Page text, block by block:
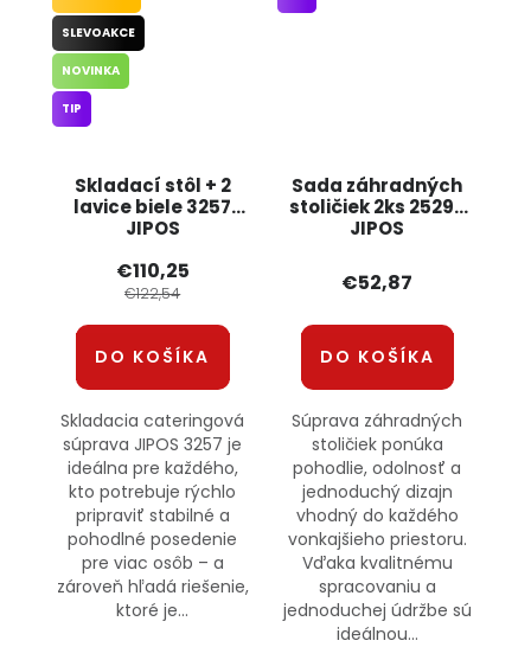
Skladací stôl + 2
lavice biele 3257
JIPOS
SLEVOAKCE
NOVINKA
TIP
€110,25
€122,54
DO KOŠÍKA
Skladacia cateringová
súprava JIPOS 3257 je
ideálna pre každého,
kto potrebuje rýchlo
pripraviť stabilné a
pohodlné posedenie
pre viac osôb – a
zároveň hľadá riešenie,
ktoré je...
Sada záhradných
stoličiek 2ks 25290
JIPOS
€52,87
DO KOŠÍKA
Súprava záhradných
stoličiek ponúka
pohodlie, odolnosť a
jednoduchý dizajn
vhodný do každého
vonkajšieho priestoru.
Vďaka kvalitnému
spracovaniu a
jednoduchej údržbe sú
ideálnou...